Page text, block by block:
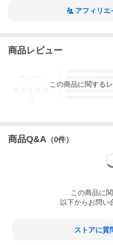
アフィリエ
商品レビュー
3
この商品に関する
商品Q&A （0件）
この商品に
以下からお問い
ストアに質